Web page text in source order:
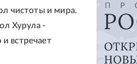
чистоты и мира.
Хурула -
встречает